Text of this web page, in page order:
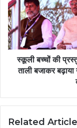
सम्मानित….
से
प्रभावित
हुए
केंद्रीय
गृहमंत्री
अमित
शाह,
बढ़ाया
जादू
स्कूली बच्चों की
ताली बजाकर बढ़ाया
Related